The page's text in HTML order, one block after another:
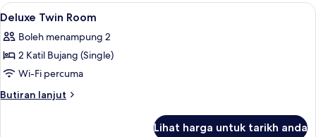
Lihat
semua
foto
untuk
Deluxe
Twin
Bar mini percuma, peti besi dalam
6
Deluxe Twin Room
Boleh menampung 2
2 Katil Bujang (Single)
Wi-Fi percuma
Butiran lanjut
Butiran
Lihat harga untuk tarikh anda